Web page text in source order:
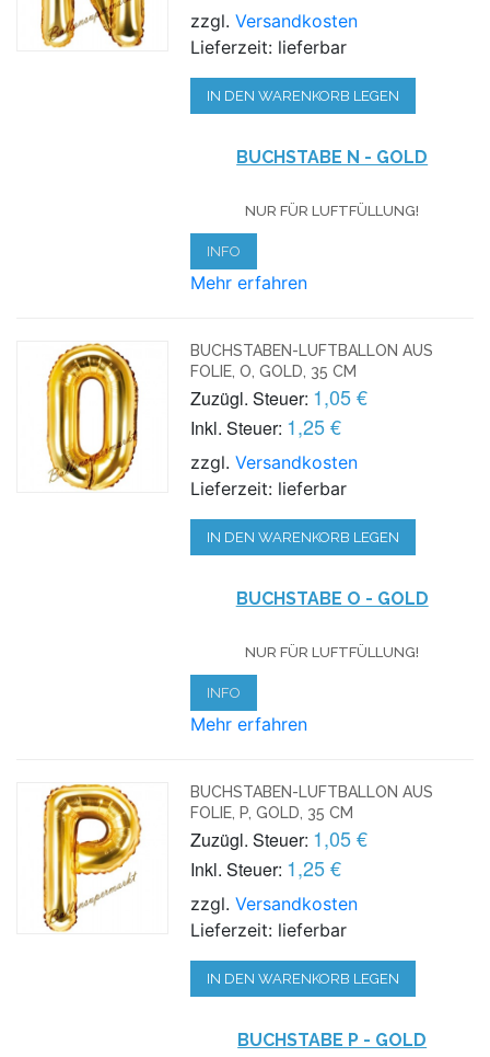
zzgl.Versandkosten
Lieferzeit: lieferbar
IN DEN WARENKORB LEGEN
BUCHSTABE N - GOLD
NUR FÜR LUFTFÜLLUNG!
INFO
Mehr erfahren
BUCHSTABEN-LUFTBALLON AUS
FOLIE, O, GOLD, 35 CM
Zuzügl. Steuer: 1,05 €
Inkl. Steuer: 1,25 €
zzgl.Versandkosten
Lieferzeit: lieferbar
IN DEN WARENKORB LEGEN
BUCHSTABE O - GOLD
NUR FÜR LUFTFÜLLUNG!
INFO
Mehr erfahren
BUCHSTABEN-LUFTBALLON AUS
FOLIE, P, GOLD, 35 CM
Zuzügl. Steuer: 1,05 €
Inkl. Steuer: 1,25 €
zzgl.Versandkosten
Lieferzeit: lieferbar
IN DEN WARENKORB LEGEN
BUCHSTABE P - GOLD